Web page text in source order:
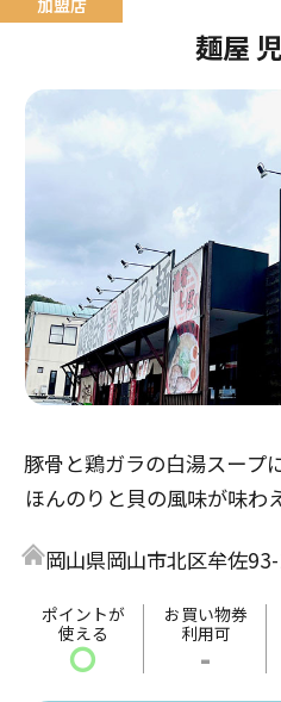
麺屋
豚骨と鶏ガラの白湯スープ
ほんのりと貝の風味が味わ
自社開発の児玉屋味噌も独
ており
関東風つけ麺は、出汁に最
太麺がスー
岡山県岡山市北区牟佐
ポイントが
使える
〇
お買い物券
利用可
-